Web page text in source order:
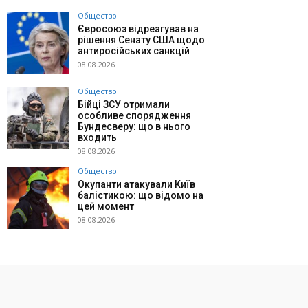
Общество
Євросоюз відреагував на
рішення Сенату США щодо
антиросійських санкцій
08.08.2026
Общество
Бійці ЗСУ отримали
особливе спорядження
Бундесверу: що в нього
входить
08.08.2026
Общество
Окупанти атакували Київ
балістикою: що відомо на
цей момент
08.08.2026